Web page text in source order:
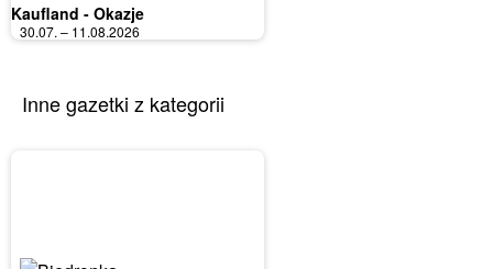
Kaufland - Okazje
30.07. – 11.08.2026
Inne gazetki z kategorii